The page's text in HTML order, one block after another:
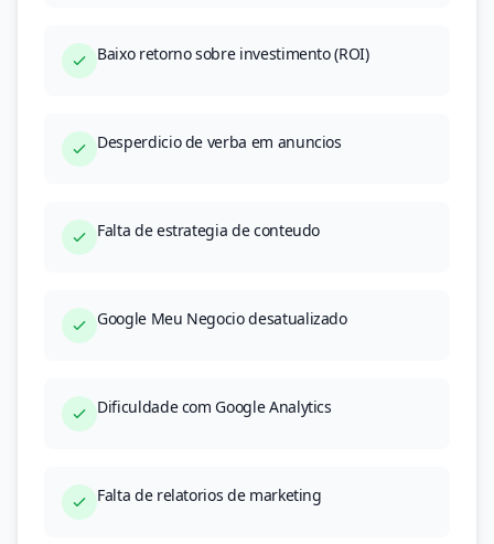
Baixo retorno sobre investimento (ROI)
Desperdicio de verba em anuncios
Falta de estrategia de conteudo
Google Meu Negocio desatualizado
Dificuldade com Google Analytics
Falta de relatorios de marketing